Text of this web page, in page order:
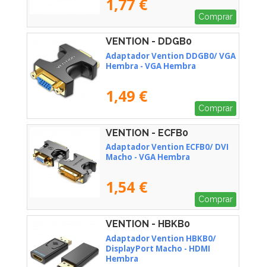
1,77 €
Comprar
VENTION - DDGB0
Adaptador Vention DDGB0/ VGA
Hembra - VGA Hembra
1,49 €
Comprar
VENTION - ECFB0
Adaptador Vention ECFB0/ DVI
Macho - VGA Hembra
1,54 €
Comprar
VENTION - HBKB0
Adaptador Vention HBKB0/
DisplayPort Macho - HDMI
Hembra